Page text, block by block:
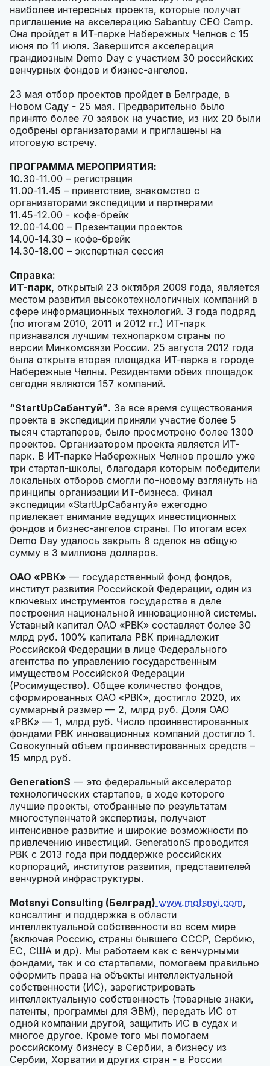
наиболее интересных проекта, которые получат
приглашение на акселерацию Sabantuy CEO Camp.
Она пройдет в ИТ-парке Набережных Челнов с 15
июня по 11 июля. Завершится акселерация
грандиозным Demo Day с участием 30 российских
венчурных фондов и бизнес-ангелов.
23 мая отбор проектов пройдет в Белграде, в
Новом Саду - 25 мая. Предварительно было
принято более 70 заявок на участие, из них 20 были
одобрены организаторами и приглашены на
итоговую встречу.
ПРОГРАММА МЕРОПРИЯТИЯ:
10.30-11.00 – регистрация
11.00-11.45 – приветствие, знакомство с
организаторами экспедиции и партнерами
11.45-12.00 - кофе-брейк
12.00-14.00 – Презентации проектов
14.00-14.30 – кофе-брейк
14.30-18.00 – экспертная сессия
Справка:
ИТ-парк, открытый 23 октября 2009 года, является
местом развития высокотехнологичных компаний в
сфере информационных технологий. 3 года подряд
(по итогам 2010, 2011 и 2012 гг.) ИТ-парк
признавался лучшим технопарком страны по
версии Минкомсвязи России. 25 августа 2012 года
была открыта вторая площадка ИТ-парка в городе
Набережные Челны. Резидентами обеих площадок
сегодня являются 157 компаний.
“StartUpСабантуй”. За все время существования
проекта в экспедиции приняли участие более 5
тысяч стартаперов, было просмотрено более 1300
проектов. Организатором проекта является ИТ-
парк. В ИТ-парке Набережных Челнов прошло уже
три стартап-школы, благодаря которым победители
локальных отборов смогли по-новому взглянуть на
принципы организации ИТ-бизнеса. Финал
экспедиции «StartUpСабантуй» ежегодно
привлекает внимание ведущих инвестиционных
фондов и бизнес-ангелов страны. По итогам всех
Demo Day удалось закрыть 8 сделок на общую
сумму в 3 миллиона долларов.
ОАО «РВК» — государственный фонд фондов,
институт развития Российской Федерации, один из
ключевых инструментов государства в деле
построения национальной инновационной системы.
Уставный капитал ОАО «РВК» составляет более 30
млрд руб. 100% капитала РВК принадлежит
Российской Федерации в лице Федерального
агентства по управлению государственным
имуществом Российской Федерации
(Росимущество). Общее количество фондов,
сформированных ОАО «РВК», достигло 2020, их
суммарный размер — 2, млрд руб. Доля ОАО
«РВК» — 1, млрд руб. Число проинвестированных
фондами РВК инновационных компаний достигло 1.
Совокупный объем проинвестированных средств –
15 млрд руб.
GenerationS — это федеральный акселератор
технологических стартапов, в ходе которого
лучшие проекты, отобранные по результатам
многоступенчатой экспертизы, получают
интенсивное развитие и широкие возможности по
привлечению инвестиций. GenerationS проводится
РВК с 2013 года при поддержке российских
корпораций, институтов развития, представителей
венчурной инфраструктуры.
Motsnyi Consulting (Белград) www.motsnyi.com,
консалтинг и поддержка в области
интеллектуальной собственности во всем мире
(включая Россию, страны бывшего СССР, Сербию,
ЕС, США и др). Мы работаем как с венчурными
фондами, так и со стартапами, помогаем правильно
оформить права на объекты интеллектуальной
собственности (ИС), зарегистрировать
интеллектуальную собственность (товарные знаки,
патенты, программы для ЭВМ), передать ИС от
одной компании другой, защитить ИС в судах и
многое другое. Кроме того мы помогаем
российскому бизнесу в Сербии, а бизнесу из
Сербии, Хорватии и других стран - в России